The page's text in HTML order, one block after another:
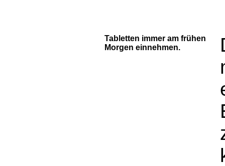
Tabletten immer am frühen
Morgen einnehmen.